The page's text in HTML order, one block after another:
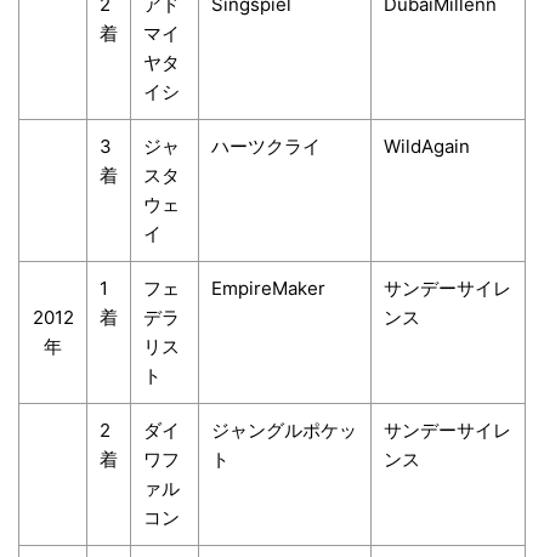
着
マイ
ヤタ
イシ
3
着
ジャ
スタ
ウェ
イ
ハーツクライ WildAgain
2012
年
1
着
フェ
デラ
リス
ト
EmpireMaker
サンデーサイレ
ンス
2
着
ダイ
ワフ
ァル
コン
ジャングルポケッ
ト
サンデーサイレ
ンス